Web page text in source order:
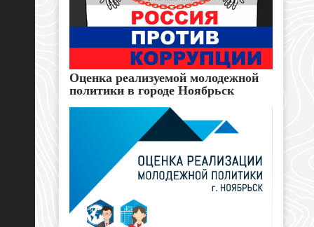
Оценка реализуемой молодежной
политики в городе Ноябрьск